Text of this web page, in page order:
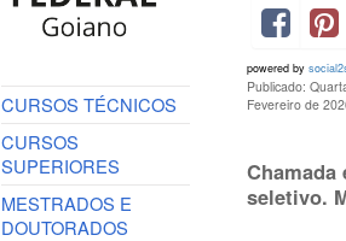
CURSOS TÉCNICOS
CURSOS
SUPERIORES
MESTRADOS E
DOUTORADOS
powered by
Publicado:
Fevereiro de
seletivo.